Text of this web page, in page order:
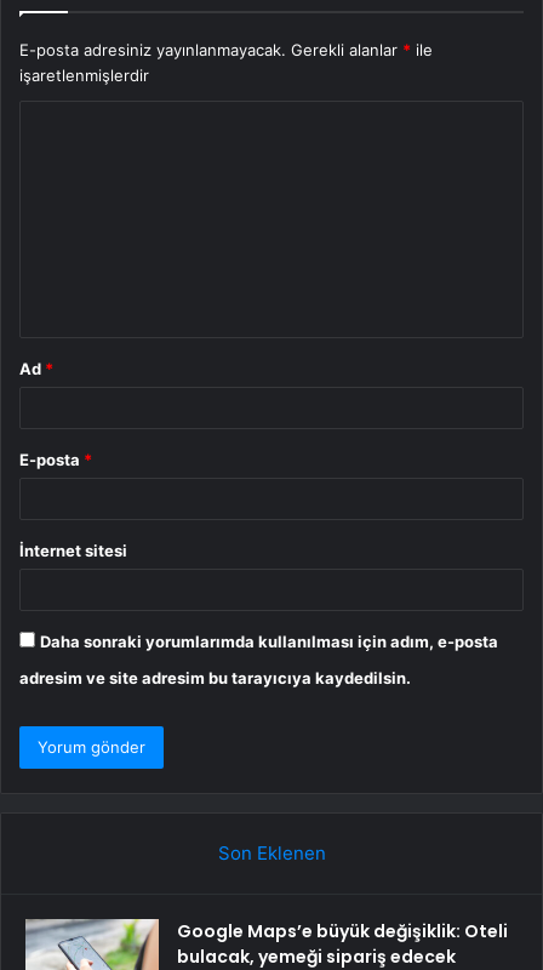
E-posta adresiniz yayınlanmayacak. Gerekli alanlar * ile
işaretlenmişlerdir
Ad *
E-posta *
İnternet sitesi
Daha sonraki yorumlarımda kullanılması için adım, e-posta
adresim ve site adresim bu tarayıcıya kaydedilsin.
Son Eklenen
Google Maps’e büyük değişiklik: Oteli
bulacak, yemeği sipariş edecek